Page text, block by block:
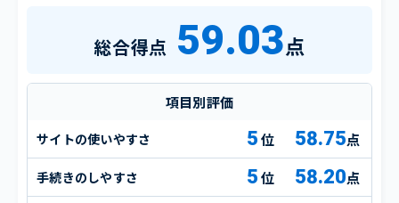
総合得点 59.03点
項目別評価
サイトの使いやすさ 5 58.75点
手続きのしやすさ 5 58.20点